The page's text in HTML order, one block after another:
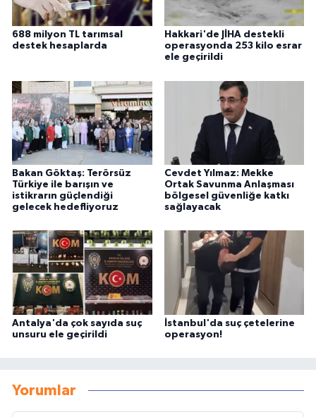
688 milyon TL tarımsal
destek hesaplarda
Hakkari'de JİHA destekli
operasyonda 253 kilo esrar
ele geçirildi
Bakan Göktaş: Terörsüz
Türkiye ile barışın ve
istikrarın güçlendiği
gelecek hedefliyoruz
Cevdet Yılmaz: Mekke
Ortak Savunma Anlaşması
bölgesel güvenliğe katkı
sağlayacak
Antalya'da çok sayıda suç
unsuru ele geçirildi
İstanbul'da suç çetelerine
operasyon!
Yorumlar